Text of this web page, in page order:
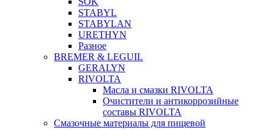
STABYL
STABYLAN
URETHYN
Разное
BREMER & LEGUIL
GERALYN
RIVOLTA
Масла и смазки RIVOLTA
Очистители и антикоррозийные
составы RIVOLTA
Смазочные материалы для пищевой